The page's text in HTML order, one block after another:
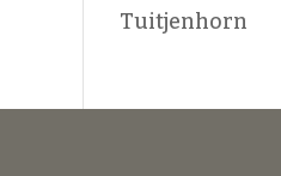
Tuitjenhorn